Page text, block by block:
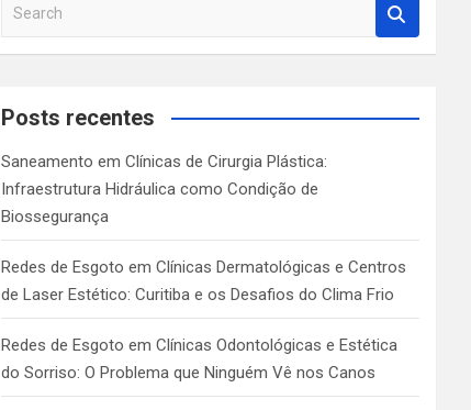
a
c
Posts recentes
Saneamento em Clínicas de Cirurgia Plástica:
Infraestrutura Hidráulica como Condição de
Biossegurança
Redes de Esgoto em Clínicas Dermatológicas e Centros
de Laser Estético: Curitiba e os Desafios do Clima Frio
Redes de Esgoto em Clínicas Odontológicas e Estética
do Sorriso: O Problema que Ninguém Vê nos Canos